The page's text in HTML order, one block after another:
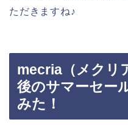
ただきますね♪
mecria（メクリ
後のサマーセー
みた！